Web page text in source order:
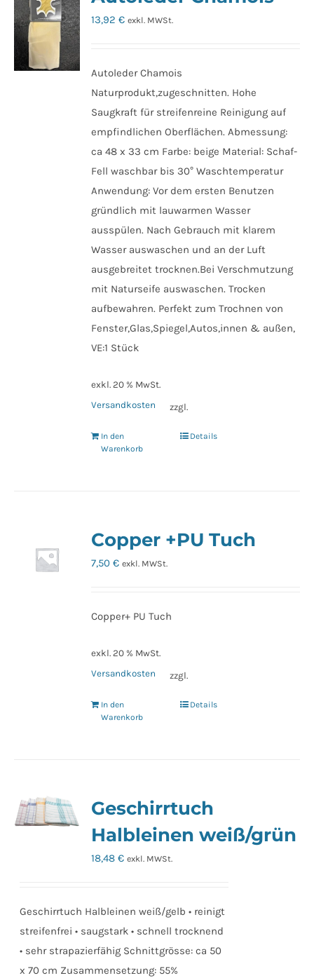
Die
auf
der
Produktseite
gewählt
werden
13,92€ exkl. MWSt.
Autoleder Chamois
Naturprodukt,zugeschnitten. Hohe
Saugkraft für streifenreine Reinigung auf
empfindlichen Oberflächen. Abmessung:
ca 48 x 33 cm Farbe: beige Material: Schaf-
Fell waschbar bis 30° Waschtemperatur
Anwendung: Vor dem ersten Benutzen
gründlich mit lauwarmen Wasser
ausspülen. Nach Gebrauch mit klarem
Wasser auswaschen und an der Luft
ausgebreitet trocknen.Bei Verschmutzung
mit Naturseife auswaschen. Trocken
aufbewahren. Perfekt zum Trochnen von
Fenster,Glas,Spiegel,Autos,innen & außen,
VE:1 Stück
exkl. 20 % MwSt.
zzgl.
Versandkosten
In den
Warenkorb
Details
Copper +PU Tuch
7,50€ exkl. MWSt.
Copper+ PU Tuch
exkl. 20 % MwSt.
zzgl.
Versandkosten
In den
Warenkorb
Details
Geschirrtuch
Halbleinen weiß/grün
18,48€ exkl. MWSt.
Geschirrtuch Halbleinen weiß/gelb • reinigt
streifenfrei • saugstark • schnell trocknend
• sehr strapazierfähig Schnittgrösse: ca 50
x 70 cm Zusammensetzung: 55%